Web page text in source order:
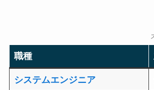
職種
システムエンジニア